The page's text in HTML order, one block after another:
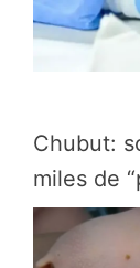
Chubut:
miles de